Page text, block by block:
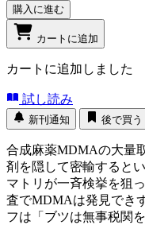
購入に進む
カートに追加
カートに追加しました
試し読み
新刊通知 後で買う
合成麻薬MDMAの大量
剤を隠して密輸すると
マトリが一斉検挙を狙
査でMDMAは発見でき
フは「ブツは無事税関